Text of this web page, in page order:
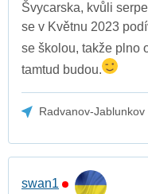
Švycarska, kvůli
se v Květnu 2023
se školou, takže plno
tamtud budou.
Radvanov-Jablunkov
swan1